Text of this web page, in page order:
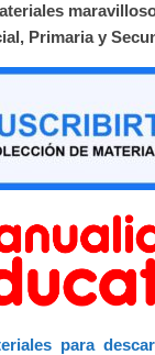
Primaria y
para